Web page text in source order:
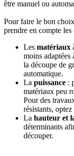
être manuel ou
Pour faire le bon
prendre en compte les
Les matériaux
moins
la découpe de
automatique.
La puissance :
matériaux peu
Pour des
résistants,
La hauteur et
déterminants
découper.